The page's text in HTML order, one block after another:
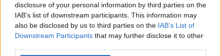
disclosure of your personal information by third parties on the
IAB’s list of downstream participants. This information may
also be disclosed by us to third parties on the IAB’s List of
Downstream Participants that may further disclose it to other
cere despăgubiri clienții băncilor sancționate